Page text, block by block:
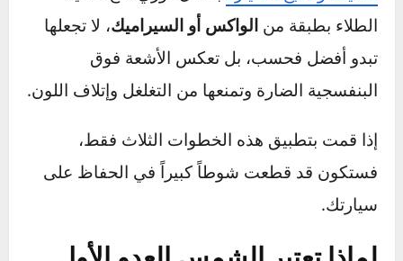
بشكل مباشر.
الغسيل والواكس بانتظام:تخيل أن الواكس هو
“واقي الشمس” الخاص بطلاء سيارتك. عملية
الطلاء بطبقة منالواكس أو السيراميك
تبدو أفضل فحسب، بل تعكس الأشعة فوق
البنفسجية الضارة وتمنعها من التغلغل وإتلاف اللون.